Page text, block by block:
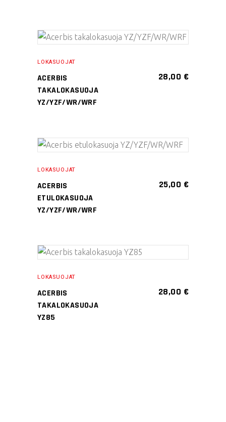
valinnat
Tällä
on
valinnat
LOKASUOJAT
ACERBIS
TAKALOKASUOJA
YZ/YZF/WR/WRF
28,00 €
LOKASUOJAT
ACERBIS
ETULOKASUOJA
YZ/YZF/WR/WRF
25,00 €
Tällä
on
LOKASUOJAT
ACERBIS
TAKALOKASUOJA
YZ85
28,00 €